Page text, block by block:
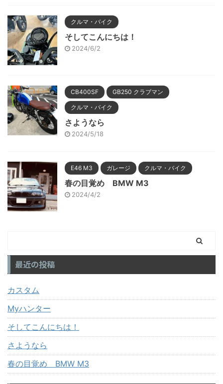
クルマ・バイク
そしてこんにちは！
2024/6/2
CB400SF GB250 クラブマン
クルマ・バイク
さようなら
2024/5/18
E46 M3 ガレージ クルマ・バイク
春の目覚め BMW M3
2024/4/2
最近の投稿
カスタム
Myハンター
そしてこんにちは！
さようなら
春の目覚め BMW M3